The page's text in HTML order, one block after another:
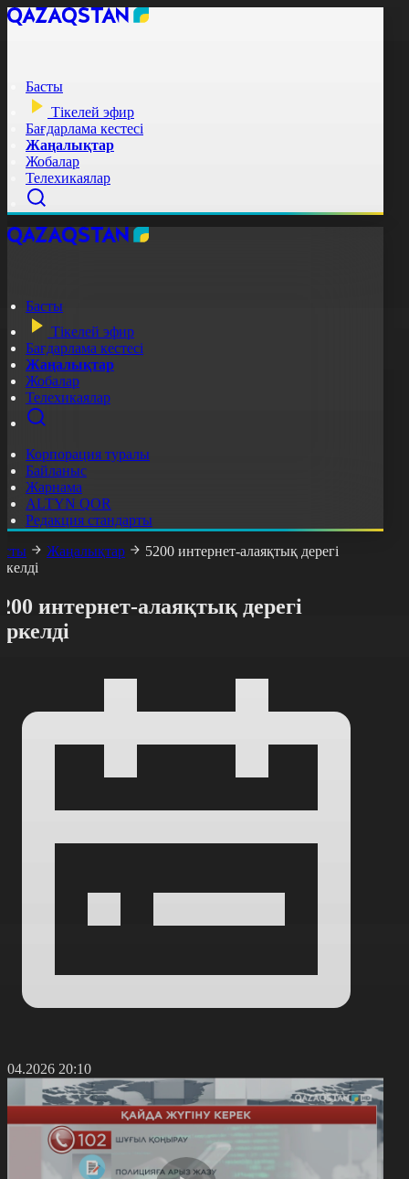
Басты
Тікелей эфир
Бағдарлама кестесі
Жаңалықтар
Жобалар
Телехикаялар
Басты
Тікелей эфир
Бағдарлама кестесі
Жаңалықтар
Жобалар
Телехикаялар
Корпорация туралы
Байланыс
Жарнама
ALTYN QOR
Редакция стандарты
Жаңалықтар
5200 интернет-алаяқтық дерегі
интернет-алаяқтық дерегі
20:10